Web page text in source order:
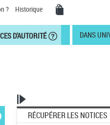
? Historique
D'AUTORITÉ DANS
RÉCUPÉRER LES NOTICES